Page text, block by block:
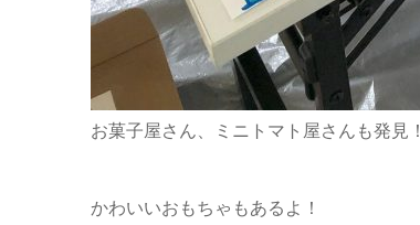
お菓子屋さん、ミニトマト屋さんも発見！
かわいいおもちゃもあるよ！